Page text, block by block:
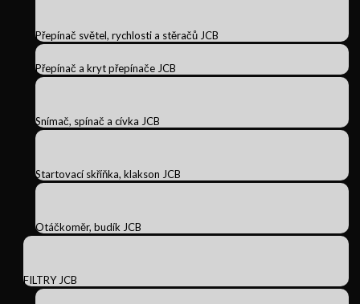
Přepínač světel, rychlosti a stěračů JCB
Přepínač a kryt přepínače JCB
Snímač, spínač a cívka JCB
Startovací skříňka, klakson JCB
Otáčkoměr, budík JCB
FILTRY JCB